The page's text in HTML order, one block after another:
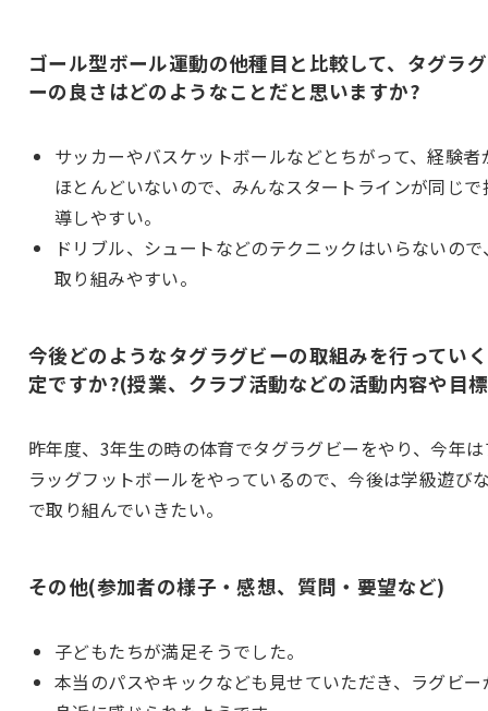
ゴール型ボール運動の他種目と比較して、タグラ
ーの良さはどのようなことだと思いますか?
サッカーやバスケットボールなどとちがって、経験者
ほとんどいないので、みんなスタートラインが同じで
導しやすい。
ドリブル、シュートなどのテクニックはいらないので
取り組みやすい。
今後どのようなタグラグビーの取組みを行ってい
定ですか?(授業、クラブ活動などの活動内容や目
昨年度、3年生の時の体育でタグラグビーをやり、今年
ラッグフットボールをやっているので、今後は学級遊び
で取り組んでいきたい。
その他(参加者の様子・感想、質問・要望など)
子どもたちが満足そうでした。
本当のパスやキックなども見せていただき、ラグビー